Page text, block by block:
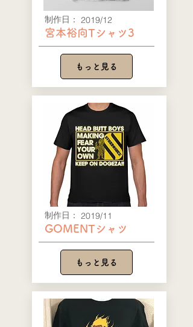
​制作日：
2019/12
宮本裕向Tシャツ3
もっと見る
​制作日：
2019/11
GOMENTシャツ
もっと見る